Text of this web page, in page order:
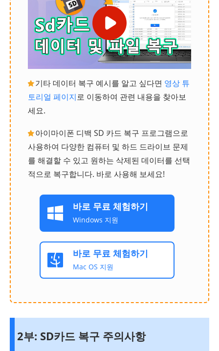
기타 데이터 복구 예시를 알고 싶다면 영상 튜
토리얼 페이지로 이동하여 관련 내용을 찾아보
세요.
아이마이폰 디백 SD 카드 복구 프로그램으로
사용하여 다양한 컴퓨터 및 하드 드라이브 문제
를 해결할 수 있고 원하는 삭제된 데이터를 선택
적으로 복구합니다. 바로 사용해 보세요!
바로 무료 체험하기
Windows 지원
바로 무료 체험하기
Mac OS 지원
2부: SD카드 복구 주의사항